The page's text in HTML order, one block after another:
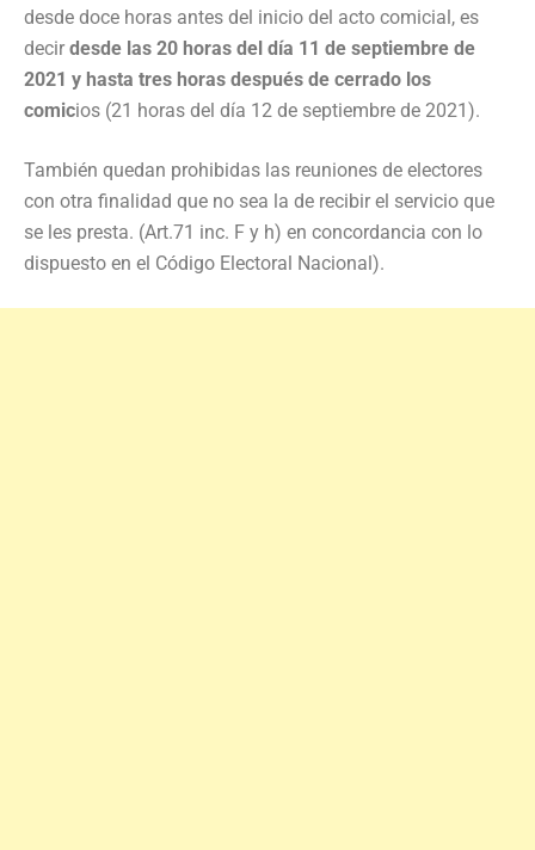
desde doce horas antes del inicio del acto comicial, es
decir desde las 20 horas del día 11 de septiembre de
2021 y hasta tres horas después de cerrado los
comicios (21 horas del día 12 de septiembre de 2021).
También quedan prohibidas las reuniones de electores
con otra finalidad que no sea la de recibir el servicio que
se les presta. (Art.71 inc. F y h) en concordancia con lo
dispuesto en el Código Electoral Nacional).